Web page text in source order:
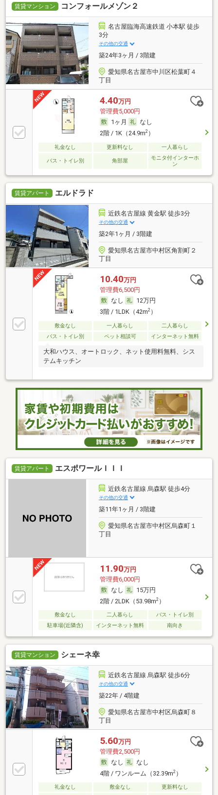
賃貸マンション コンフォールメゾン２
名古屋臨海高速鉄道 小本駅 徒歩
3分
その他の交通
築24年3ヶ月 / 3階建
愛知県名古屋市中川区松葉町４
丁目
4.40万円
管理費5,000円
1ヶ月
なし
2階 / 1K（24.9m2）
礼金なし 更新料なし 一人暮らし
バス・トイレ別 角部屋
モニタ付インターホ
ン
賃貸アパート エルドラド
近鉄名古屋線 黄金駅 徒歩3分
その他の交通
築2年1ヶ月 / 3階建
愛知県名古屋市中村区角割町２
丁目
10.40万円
管理費6,500円
なし
12万円
3階 / 1LDK（42m2）
敷金なし 一人暮らし
二人暮らし
バス・トイレ別
ペット相談可 インターネット無料
大和ハウス、オートロック、ネット使用料無料、シス
テムキッチン
賃貸アパート エスポワールＩＩＩ
近鉄名古屋線 烏森駅 徒歩4分
その他の交通
築11年1ヶ月 / 3階建
愛知県名古屋市中村区烏森町１
丁目
11.90万円
管理費6,000円
なし
15万円
2階 / 2LDK（53.98m2）
敷金なし 二人暮らし
バス・トイレ別
駐車場(近隣含)
インターネット無料 南向き
賃貸マンション シェーネ幸
近鉄名古屋線 烏森駅 徒歩6分
その他の交通
築22年 / 4階建
愛知県名古屋市中村区烏森町８
丁目
5.60万円
管理費2,500円
なし
なし
4階 / ワンルーム（32.39m2）
礼金なし 敷金なし
更新料なし